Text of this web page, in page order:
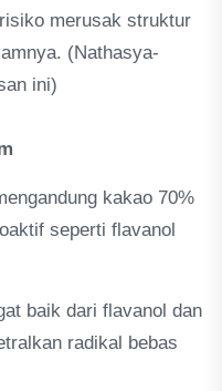
merusak struktur
(Nathasya-
ini)
kakao 70%
seperti flavanol
baik dari flavanol dan
radikal bebas